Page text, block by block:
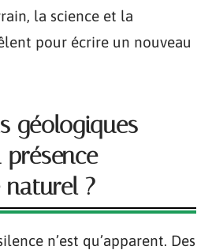
la science et la
pour écrire un nouveau
géologiques
naturel ?
n’est qu’apparent. Des